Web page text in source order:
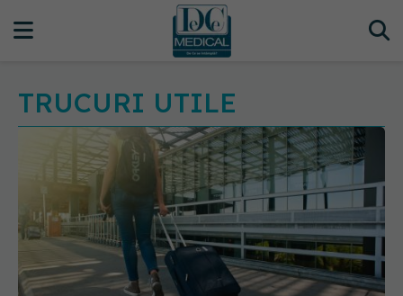
TRUCURI UTILE